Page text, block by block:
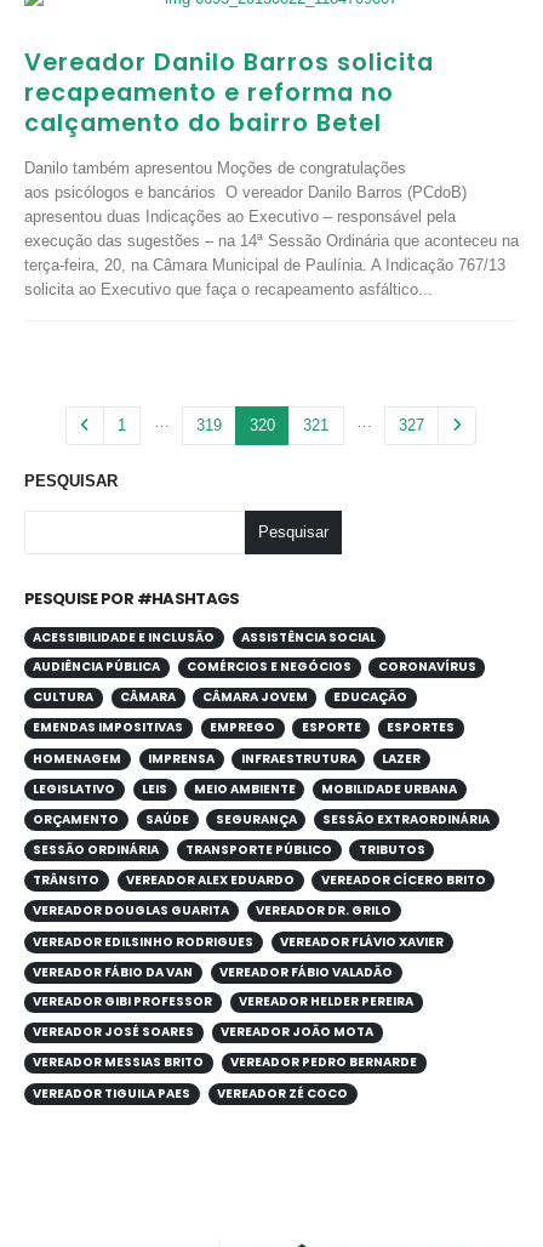
Vereador Danilo Barros solicita
recapeamento e reforma no
calçamento do bairro Betel
Danilo também apresentou Moções de congratulações
aos psicólogos e bancários O vereador Danilo Barros (PCdoB)
apresentou duas Indicações ao Executivo – responsável pela
execução das sugestões – na 14ª Sessão Ordinária que aconteceu na
terça-feira, 20, na Câmara Municipal de Paulínia. A Indicação 767/13
solicita ao Executivo que faça o recapeamento asfáltico...
1 … 319 320 321 … 327
PESQUISAR
Pesquisar
PESQUISE POR #HASHTAGS
ACESSIBILIDADE E INCLUSÃO
ASSISTÊNCIA SOCIAL
AUDIÊNCIA PÚBLICA
COMÉRCIOS E NEGÓCIOS
CORONAVÍRUS
CULTURA
CÂMARA CÂMARA JOVEM
EDUCAÇÃO
EMENDAS IMPOSITIVAS
EMPREGO ESPORTE
ESPORTES
HOMENAGEM
IMPRENSA INFRAESTRUTURA
LAZER
LEGISLATIVO
LEIS MEIO AMBIENTE
MOBILIDADE URBANA
ORÇAMENTO
SAÚDE SEGURANÇA
SESSÃO EXTRAORDINÁRIA
SESSÃO ORDINÁRIA
TRANSPORTE PÚBLICO
TRIBUTOS
TRÂNSITO
VEREADOR ALEX EDUARDO
VEREADOR CÍCERO BRITO
VEREADOR DOUGLAS GUARITA
VEREADOR DR. GRILO
VEREADOR EDILSINHO RODRIGUES
VEREADOR FLÁVIO XAVIER
VEREADOR FÁBIO DA VAN
VEREADOR FÁBIO VALADÃO
VEREADOR GIBI PROFESSOR
VEREADOR HELDER PEREIRA
VEREADOR JOSÉ SOARES
VEREADOR JOÃO MOTA
VEREADOR MESSIAS BRITO
VEREADOR PEDRO BERNARDE
VEREADOR TIGUILA PAES
VEREADOR ZÉ COCO